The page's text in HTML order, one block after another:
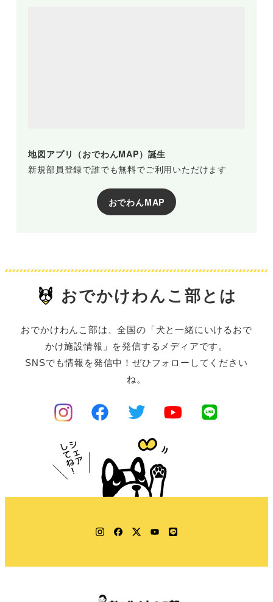
地図アプリ（おでわんMAP）誕生
新規部員登録で誰でも無料でご利用いただけます
おでわんMAP
おでかけわんこ部とは
おでかけわんこ部は、全国の「犬と一緒にいけるおで
かけ施設情報」を発信するメディアです。
SNSでも情報を発信中！ぜひフォローしてください
ね。
Instagram
Facebook
TwitterYouTube
LINE